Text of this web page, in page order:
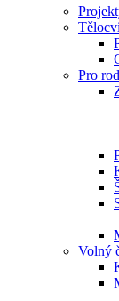
Pro
Volný